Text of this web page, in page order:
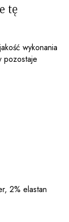
tę
wykonania
pozostaje
2% elastan